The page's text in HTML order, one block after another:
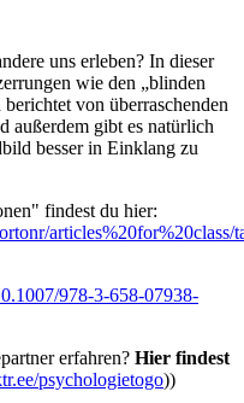
uns erleben? In dieser
wie den „blinden
von überraschenden
außerdem gibt es natürlich
besser in Einklang zu
findest du hier:
978-3-658-07938-
erfahren? Hier findest
psychologietogo))